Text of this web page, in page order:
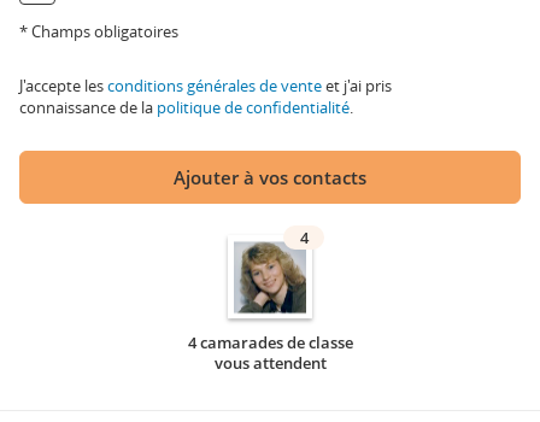
* Champs obligatoires
J'accepte lesconditions générales de venteet j'ai pris
connaissance de la politique de confidentialité.
Ajouter à vos contacts
4
4 camarades de classe
vous attendent